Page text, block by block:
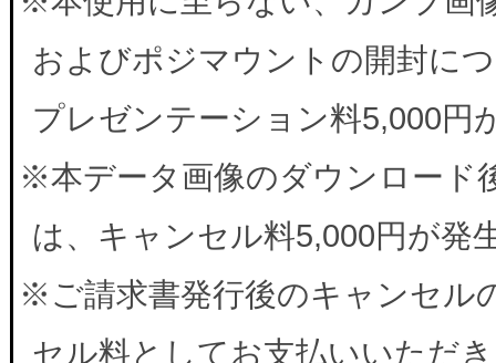
およびポジマウントの開封に
プレゼンテーション料5,000円
※本データ画像のダウンロード
は、キャンセル料5,000円が発
※ご請求書発行後のキャンセル
セル料としてお支払いいただ